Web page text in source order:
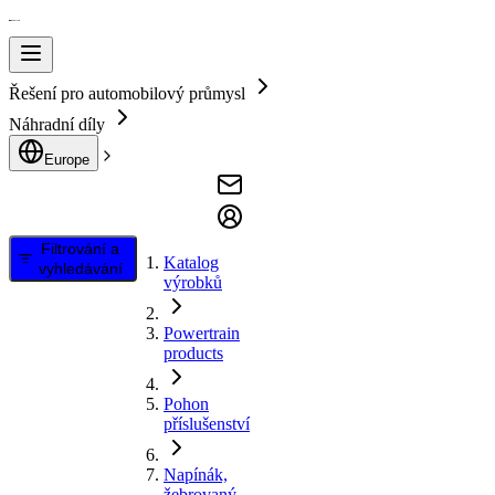
Řešení pro automobilový průmysl
Náhradní díly
Europe
Filtrování a
vyhledávání
Katalog
výrobků
Powertrain
products
Pohon
příslušenství
Napínák,